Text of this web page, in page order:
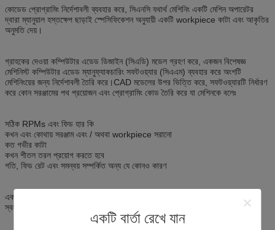
একটি বার্তা রেখে যান
কোডেড প্রোগ্রামিং নির্দেশাবলী ব্যবহার করে, সিএনসি যথার্থ মেশিনিং একটি মেশিন অপারেটর
দ্বারা ম্যানুয়াল হস্তক্ষেপ ছাড়াই স্পেসিফিকেশন অনুযায়ী একটি workpiece কাটা এবং আকৃতির
অনুমতি দেয়।
গ্রাহকের দেওয়া কম্পিউটার এডেড ডিজাইন (সিএডি) মডেল গ্রহণ করে, একজন বিশেষজ্ঞ
মেশিনিস্ট কম্পিউটার এডেড ম্যানুফ্যাকচারিং সফটওয়্যার (সিএএম) ব্যবহার করে অংশটি
মেশিনিংয়ের জন্য নির্দেশাবলী তৈরি করে।CAD মডেলের উপর ভিত্তি করে, সফটওয়্যারটি নির্ধারণ
করে কোন সরঞ্জামের পথ প্রয়োজন এবং প্রোগ্রামিং কোড তৈরি করে যা মেশিনকে বলেঃ
সঠিক RPMs এবং ফিড হার কি
কখন এবং কোথায় সরঞ্জাম এবং / অথবা workpiece সরানো
কত গভীর কাটা
কখন শীতল তরল প্রয়োগ করতে হবে
গতি, ফিড রেট এবং সমন্বয় সম্পর্কিত অন্য যে কোনও কারণ
একটি সিএনসি কন্ট্রোলার তারপর প্রোগ্রামিং কোড ব্যবহার করে মেশিনের আন্দোলন নিয়ন্ত্রণ,
স্বয়ংক্রিয় এবং পর্যবেক্ষণ করতে।